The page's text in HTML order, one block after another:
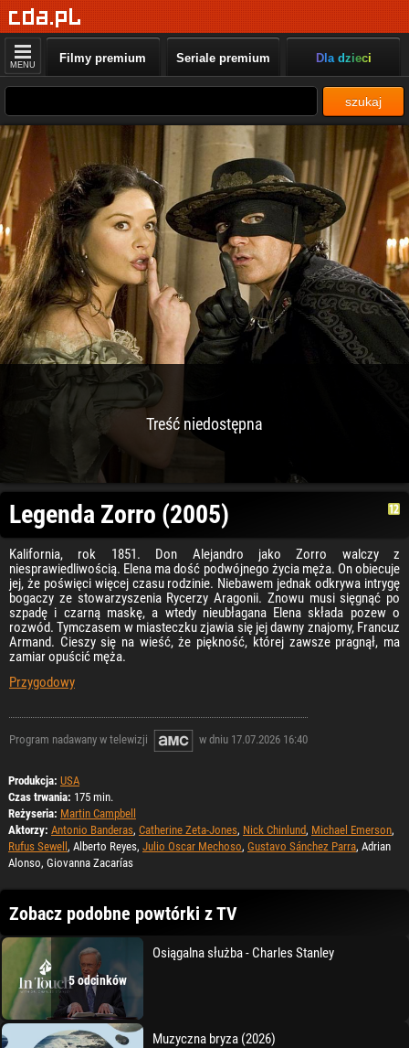
MENU Filmy premium Seriale premium Dla dzieci
szukaj
Treść niedostępna
Legenda Zorro (2005)
Kalifornia, rok 1851. Don Alejandro jako Zorro walczy z
niesprawiedliwością. Elena ma dość podwójnego życia męża. On obiecuje
jej, że poświęci więcej czasu rodzinie. Niebawem jednak odkrywa intrygę
bogaczy ze stowarzyszenia Rycerzy Aragonii. Znowu musi sięgnąć po
szpadę i czarną maskę, a wtedy nieubłagana Elena składa pozew o
rozwód. Tymczasem w miasteczku zjawia się jej dawny znajomy, Francuz
Armand. Cieszy się na wieść, że piękność, której zawsze pragnął, ma
zamiar opuścić męża.
Przygodowy
Program nadawany w telewizji w dniu 17.07.2026 16:40
Produkcja: USA
Czas trwania: 175 min.
Reżyseria: Martin Campbell
Aktorzy: Antonio Banderas, Catherine Zeta-Jones, Nick Chinlund, Michael Emerson,
Rufus Sewell , Alberto Reyes, Julio Oscar Mechoso, Gustavo Sánchez Parra, Adrian
Alonso, Giovanna Zacarías
Zobacz podobne powtórki z TV
5 odcinków
Osiągalna służba - Charles Stanley
Muzyczna bryza (2026)